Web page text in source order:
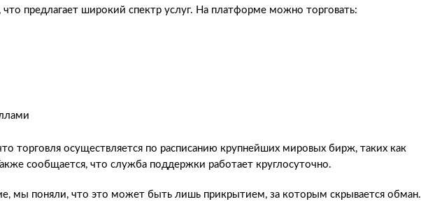
что предлагает широкий спектр услуг. На платформе можно торговать:
торговля осуществляется по расписанию крупнейших мировых бирж, таких как
сообщается, что служба поддержки работает круглосуточно.
мы поняли, что это может быть лишь прикрытием, за которым скрывается обман.